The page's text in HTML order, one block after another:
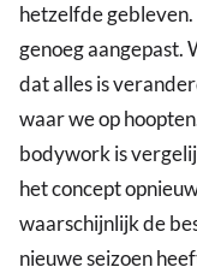
hetzelfde
genoeg aangepast.
dat alles is
waar we op
bodywork is
het concept
waarschijnlijk de
nieuwe seizoen